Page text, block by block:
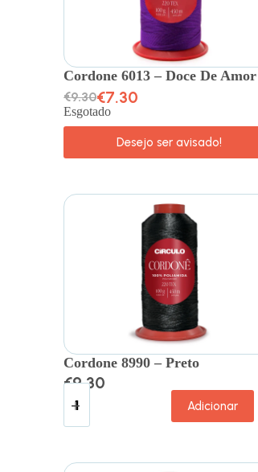
Cordone 6013 – Doce De Amor
€9.30€7.30
Esgotado
Desejo ser avisado!
Cordone 8990 – Preto
€9.30
Adicionar